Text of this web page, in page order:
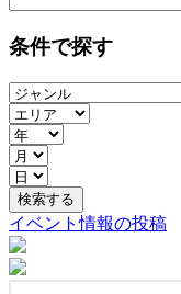
条件で探す
イベント情報の投稿